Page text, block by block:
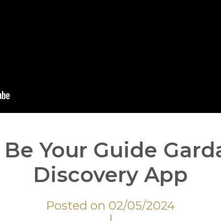
Be Your Guide
Discovery App
Posted on 02/05/2024